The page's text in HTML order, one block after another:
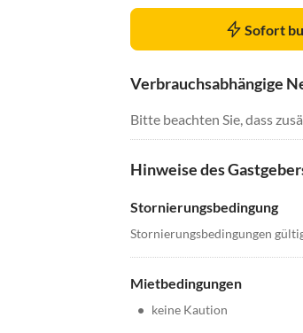
Sofort
Verbrauchsabhängige
Bitte beachten Sie, dass
Hinweise des
Stornierungsbedingung
Stornierungsbedingungen
Mietbedingungen
• keine Kaution